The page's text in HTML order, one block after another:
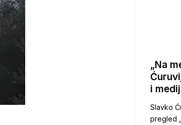
„Na
i
Slavko
pregled